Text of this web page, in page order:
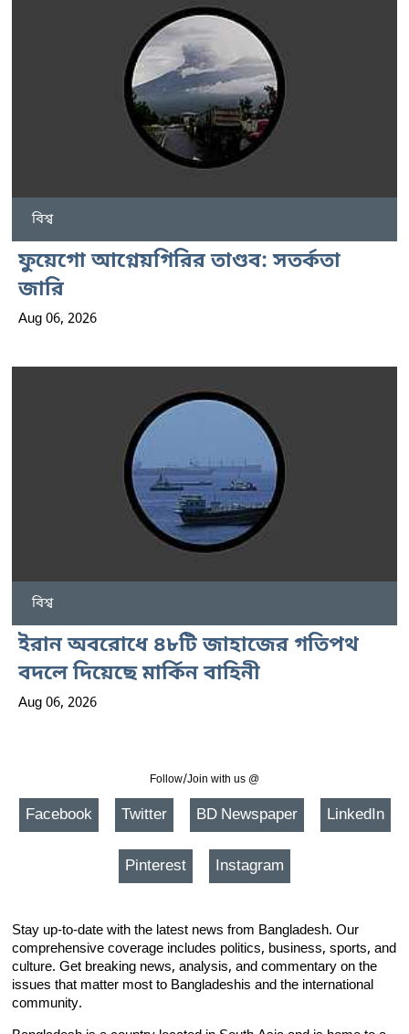
বিশ্ব
ফুয়েগো আগ্নেয়গিরির তাণ্ডব: সতর্কতা
জারি
Aug 06, 2026
বিশ্ব
ইরান অবরোধে ৪৮টি জাহাজের গতিপথ
বদলে দিয়েছে মার্কিন বাহিনী
Aug 06, 2026
Follow/Join with us @
Facebook Twitter BD Newspaper LinkedIn
Pinterest Instagram
Stay up-to-date with the latest news from Bangladesh. Our
comprehensive coverage includes politics, business, sports, and
culture. Get breaking news, analysis, and commentary on the
issues that matter most to Bangladeshis and the international
community.